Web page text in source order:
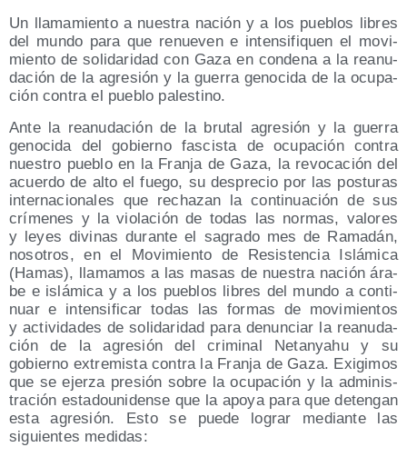
Un lla­ma­mien­to a nues­tra nación y a los pue­blos libres
del mun­do para que renue­ven e inten­si­fi­quen el movi­
mien­to de soli­da­ri­dad con Gaza en con­de­na a la reanu­
da­ción de la agre­sión y la gue­rra geno­ci­da de la ocu­pa­
ción con­tra el pue­blo palestino.
Ante la reanu­da­ción de la bru­tal agre­sión y la gue­rra
geno­ci­da del gobierno fas­cis­ta de ocu­pa­ción con­tra
nues­tro pue­blo en la Fran­ja de Gaza, la revo­ca­ción del
acuer­do de alto el fue­go, su des­pre­cio por las pos­tu­ras
inter­na­cio­na­les que recha­zan la con­ti­nua­ción de sus
crí­me­nes y la vio­la­ción de todas las nor­mas, valo­res
y leyes divi­nas duran­te el sagra­do mes de Rama­dán,
noso­tros, en el Movi­mien­to de Resis­ten­cia Islá­mi­ca
(Hamas), lla­ma­mos a las masas de nues­tra nación ára­
be e islá­mi­ca y a los pue­blos libres del mun­do a con­ti­
nuar e inten­si­fi­car todas las for­mas de movi­mien­tos
y acti­vi­da­des de soli­da­ri­dad para denun­ciar la reanu­da­
ción de la agre­sión del cri­mi­nal Netan­yahu y su
gobierno extre­mis­ta con­tra la Fran­ja de Gaza. Exi­gi­mos
que se ejer­za pre­sión sobre la ocu­pa­ción y la admi­nis­
tra­ción esta­dou­ni­den­se que la apo­ya para que deten­gan
esta agre­sión. Esto se pue­de lograr median­te las
siguien­tes medidas: